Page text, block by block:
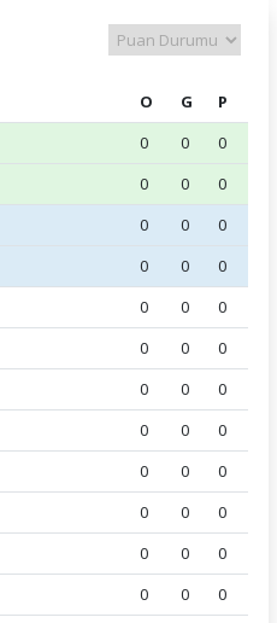
O G
P
0 0
0
0 0
0
0 0
0
0 0
0
0 0
0
0 0
0
0 0
0
0 0
0
0 0
0
0 0
0
0 0
0
0 0 0